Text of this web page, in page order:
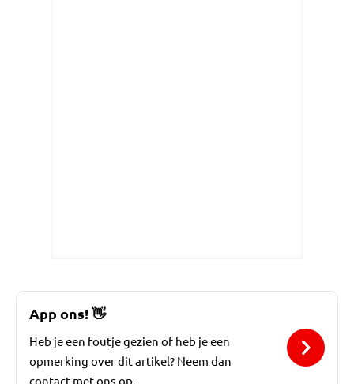
App ons!👋
Heb je een foutje gezien of heb je een
opmerking over dit artikel? Neem dan
contact met ons op.